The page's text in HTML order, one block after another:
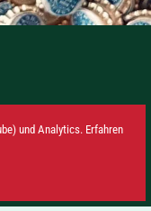
und Analytics. Erfahren